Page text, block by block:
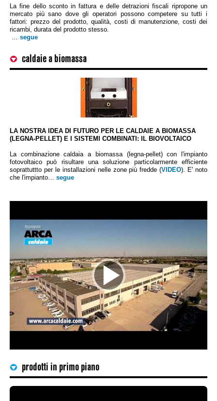
Caldaie a legna/pellet con opzione biovoltaico
Climatizzazione-Pompe di Calore
Pannelli solari
Impianto a pavimento radiante
Kit idraulici
Scaldacqua
Agevolazioni fiscali e conto termico
IT
IT
UK
RO
SK
ES
La fine dello sconto in fattura e delle detrazioni fiscali ripropone un
mercato più sano dove gli operatori possono competere su tutti i
fattori: prezzo del prodotto, qualità, costi di manutenzione, costi dei
ricambi, durata del prodotto stesso.
segue
caldaie a biomassa
LA NOSTRA IDEA DI FUTURO PER LE CALDAIE A BIOMASSA
(LEGNA-PELLET) E I SISTEMI COMBINATI: IL BIOVOLTAICO
La combinazione caldaia a biomassa (legna-pellet) con l'impianto
fotovoltaico può risultare una soluzione particolarmente efficiente
soprattuttto per le installazioni nelle zone più fredde (VIDEO). E' noto
che l'impianto… segue
prodotti in primo piano